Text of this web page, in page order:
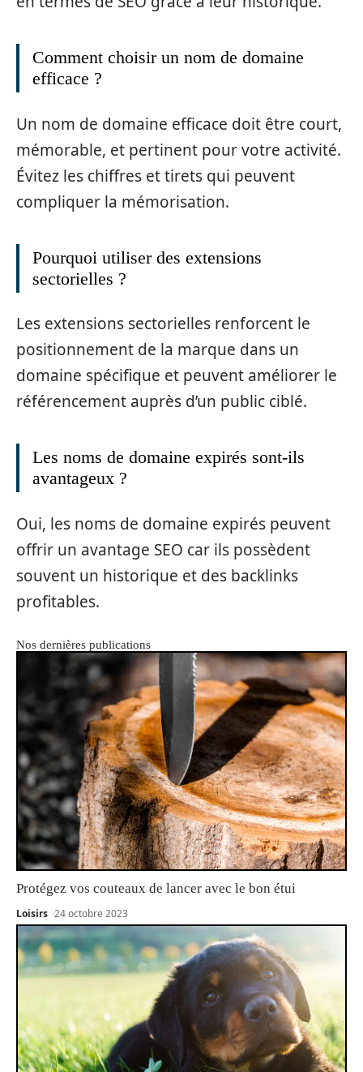
Comment choisir un nom de domaine
efficace ?
Un nom de domaine efficace doit être court,
mémorable, et pertinent pour votre activité.
Évitez les chiffres et tirets qui peuvent
compliquer la mémorisation.
Pourquoi utiliser des extensions
sectorielles ?
Les extensions sectorielles renforcent le
positionnement de la marque dans un
domaine spécifique et peuvent améliorer le
référencement auprès d’un public ciblé.
Les noms de domaine expirés sont-ils
avantageux ?
Oui, les noms de domaine expirés peuvent
offrir un avantage SEO car ils possèdent
souvent un historique et des backlinks
profitables.
Nos dernières publications
Protégez vos couteaux de lancer avec le bon étui
Loisirs 24 octobre 2023